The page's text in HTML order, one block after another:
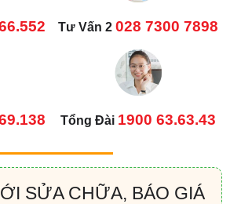
Tư Vấn 2 028 7300 7898
Tổng Đài 1900 63.63.43
SỬA CHỮA, BÁO GIÁ